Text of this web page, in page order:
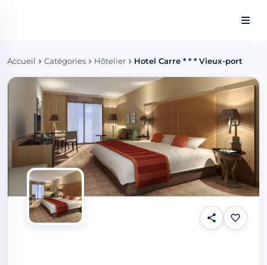
Accueil Catégories Hôtelier Hotel Carre * * * Vieux-port